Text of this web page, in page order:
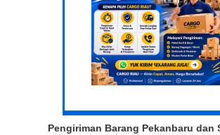
Pengiriman Barang Pekanbaru dan